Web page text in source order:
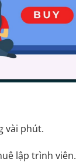
vài phút.
lập trình viên.